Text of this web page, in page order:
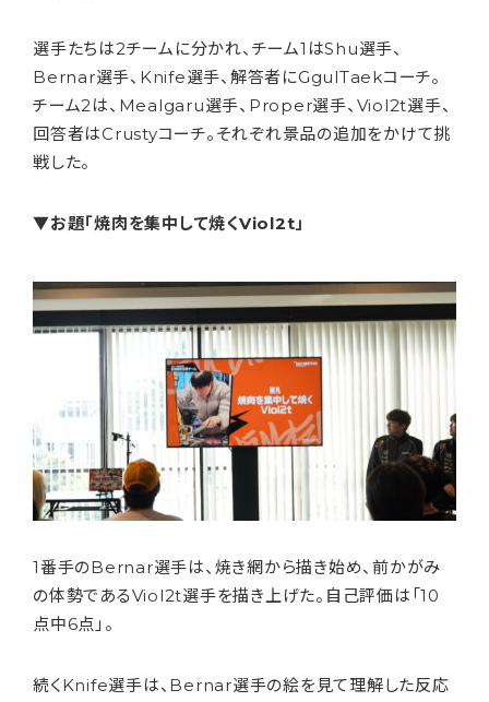
選手たちは2チームに分かれ、チーム1はShu選手、
Bernar選手、Knife選手、解答者にGgulTaekコーチ。
チーム2は、Mealgaru選手、Proper選手、Viol2t選手、
回答者はCrustyコーチ。それぞれ景品の追加をかけて挑
戦した。
▼お題「焼肉を集中して焼くViol2t」
1番手のBernar選手は、焼き網から描き始め、前かがみ
の体勢であるViol2t選手を描き上げた。自己評価は「10
点中6点｣。
続くKnife選手は、Bernar選手の絵を見て理解した反応